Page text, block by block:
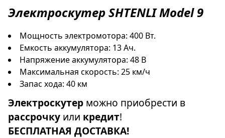
ЭлектроскутерSHTENLI Model 9
Мощность электромотора: 400 Вт.
Емкость аккумулятора: 13 Ач.
Напряжение аккумулятора: 48 В
Максимальная скорость: 25 км/ч
Запас хода: 40 км
Электроскутер можно приобрести в
рассрочку или кредит!
БЕСПЛАТНАЯ ДОСТАВКА!